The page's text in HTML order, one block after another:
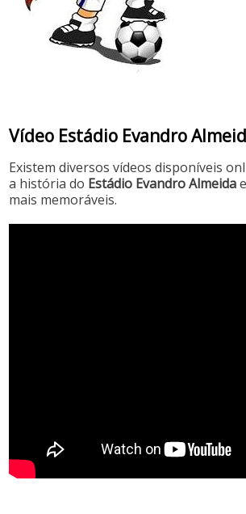
Vídeo Estádio Evandro
Existem diversos vídeos disponíveis
a história do Estádio Evandro Almeida
mais memoráveis.